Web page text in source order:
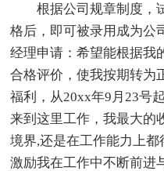
根据公司规章制度，
格后，即可被录用成为公
经理申请：希望能根据我
合格评价，使我按期转为
福利，从20xx年9月23号
来到这里工作，我最大的
境界,还是在工作能力上
激励我在工作中不断前进